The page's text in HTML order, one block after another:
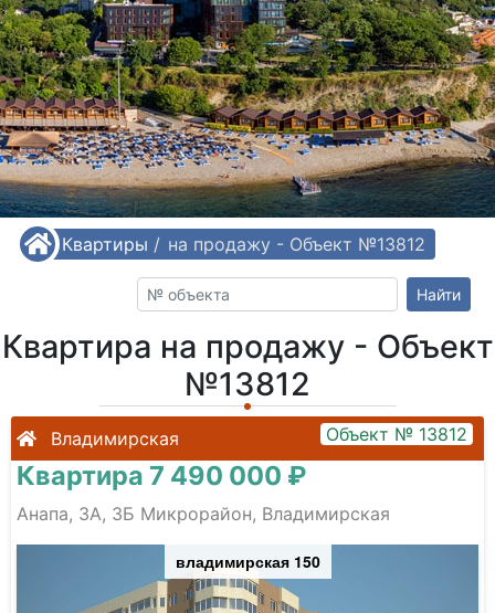
/ Квартиры /
Квартира на продажу - Объект №13812
Найти
Квартира на продажу - Объект
№13812
Владимирская Объект № 13812
Квартира 7 490 000 ₽
Анапа, 3А, 3Б Микрорайон, Владимирская
владимирская 150